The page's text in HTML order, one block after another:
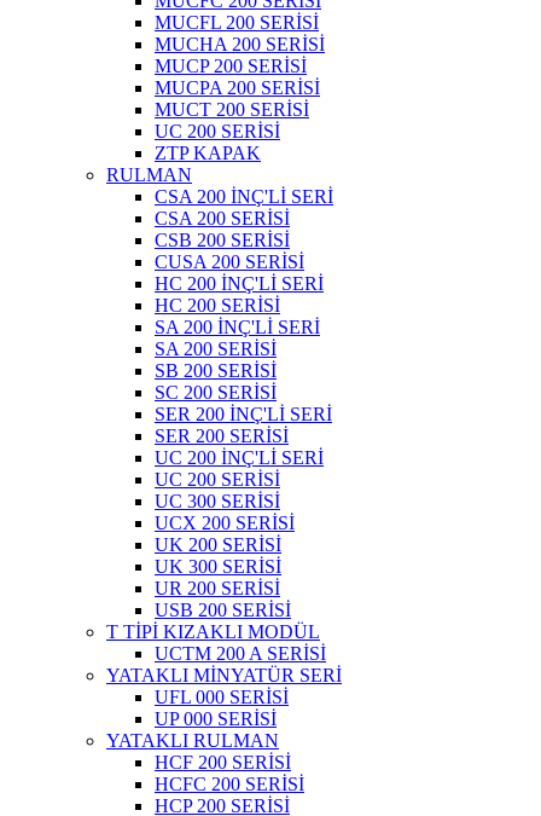
MUCFL 200 SERİSİ
MUCHA 200 SERİSİ
MUCP 200 SERİSİ
MUCPA 200 SERİSİ
MUCT 200 SERİSİ
UC 200 SERİSİ
ZTP KAPAK
RULMAN
CSA 200 İNÇ'Lİ SERİ
CSA 200 SERİSİ
CSB 200 SERİSİ
CUSA 200 SERİSİ
HC 200 İNÇ'Lİ SERİ
HC 200 SERİSİ
SA 200 İNÇ'Lİ SERİ
SA 200 SERİSİ
SB 200 SERİSİ
SC 200 SERİSİ
SER 200 İNÇ'Lİ SERİ
SER 200 SERİSİ
UC 200 İNÇ'Lİ SERİ
UC 200 SERİSİ
UC 300 SERİSİ
UCX 200 SERİSİ
UK 200 SERİSİ
UK 300 SERİSİ
UR 200 SERİSİ
USB 200 SERİSİ
T TİPİ KIZAKLI MODÜL
UCTM 200 A SERİSİ
YATAKLI MİNYATÜR SERİ
UFL 000 SERİSİ
UP 000 SERİSİ
YATAKLI RULMAN
HCF 200 SERİSİ
HCFC 200 SERİSİ
HCP 200 SERİSİ